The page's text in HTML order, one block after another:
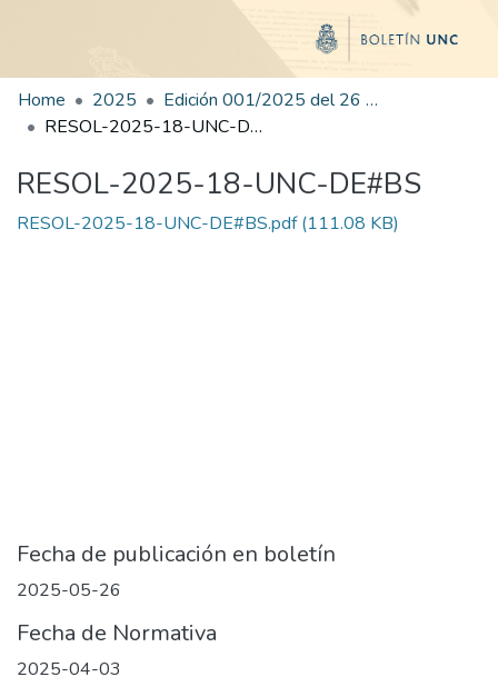
Home 2025
Edición 001/2025 del 26 de mayo de 2025
RESOL-2025-18-UNC-DE#BS
RESOL-2025-18-UNC-DE#BS
RESOL-2025-18-UNC-DE#BS.pdf(111.08 KB)
Fecha de publicación en boletín
2025-05-26
Fecha de Normativa
2025-04-03